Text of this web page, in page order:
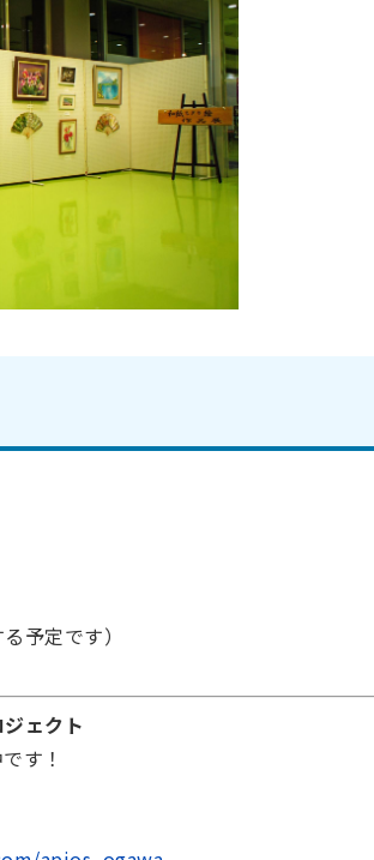
予定です）
ェクト
す！